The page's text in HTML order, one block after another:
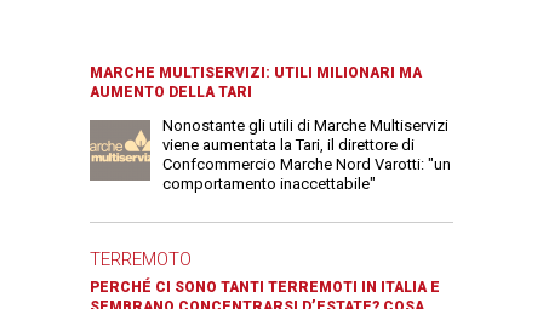
MARCHE MULTISERVIZI: UTILI MILIONARI MA
AUMENTO DELLA TARI
Nonostante gli utili di Marche Multiservizi
viene aumentata la Tari, il direttore di
Confcommercio Marche Nord Varotti: "un
comportamento inaccettabile"
TERREMOTO
PERCHÉ CI SONO TANTI TERREMOTI IN ITALIA E